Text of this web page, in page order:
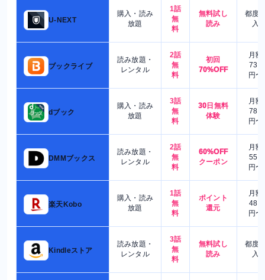
U-NEXT
購入・読み
放題
1話
無
料
無料試し
読み
都度
入
ブックライブ
読み放題・
レンタル
2話
無
料
初回
70%OFF
月額
730
円〜
dブック
購入・読み
放題
3話
無
料
30日無料
体験
月額
780
円〜
DMMブックス
読み放題・
レンタル
2話
無
料
60%OFF
クーポン
月額
550
円〜
楽天Kobo
購入・読み
放題
1話
無
料
ポイント
還元
月額
480
円〜
Kindleストア
読み放題・
レンタル
3話
無
料
無料試し
読み
都度
入